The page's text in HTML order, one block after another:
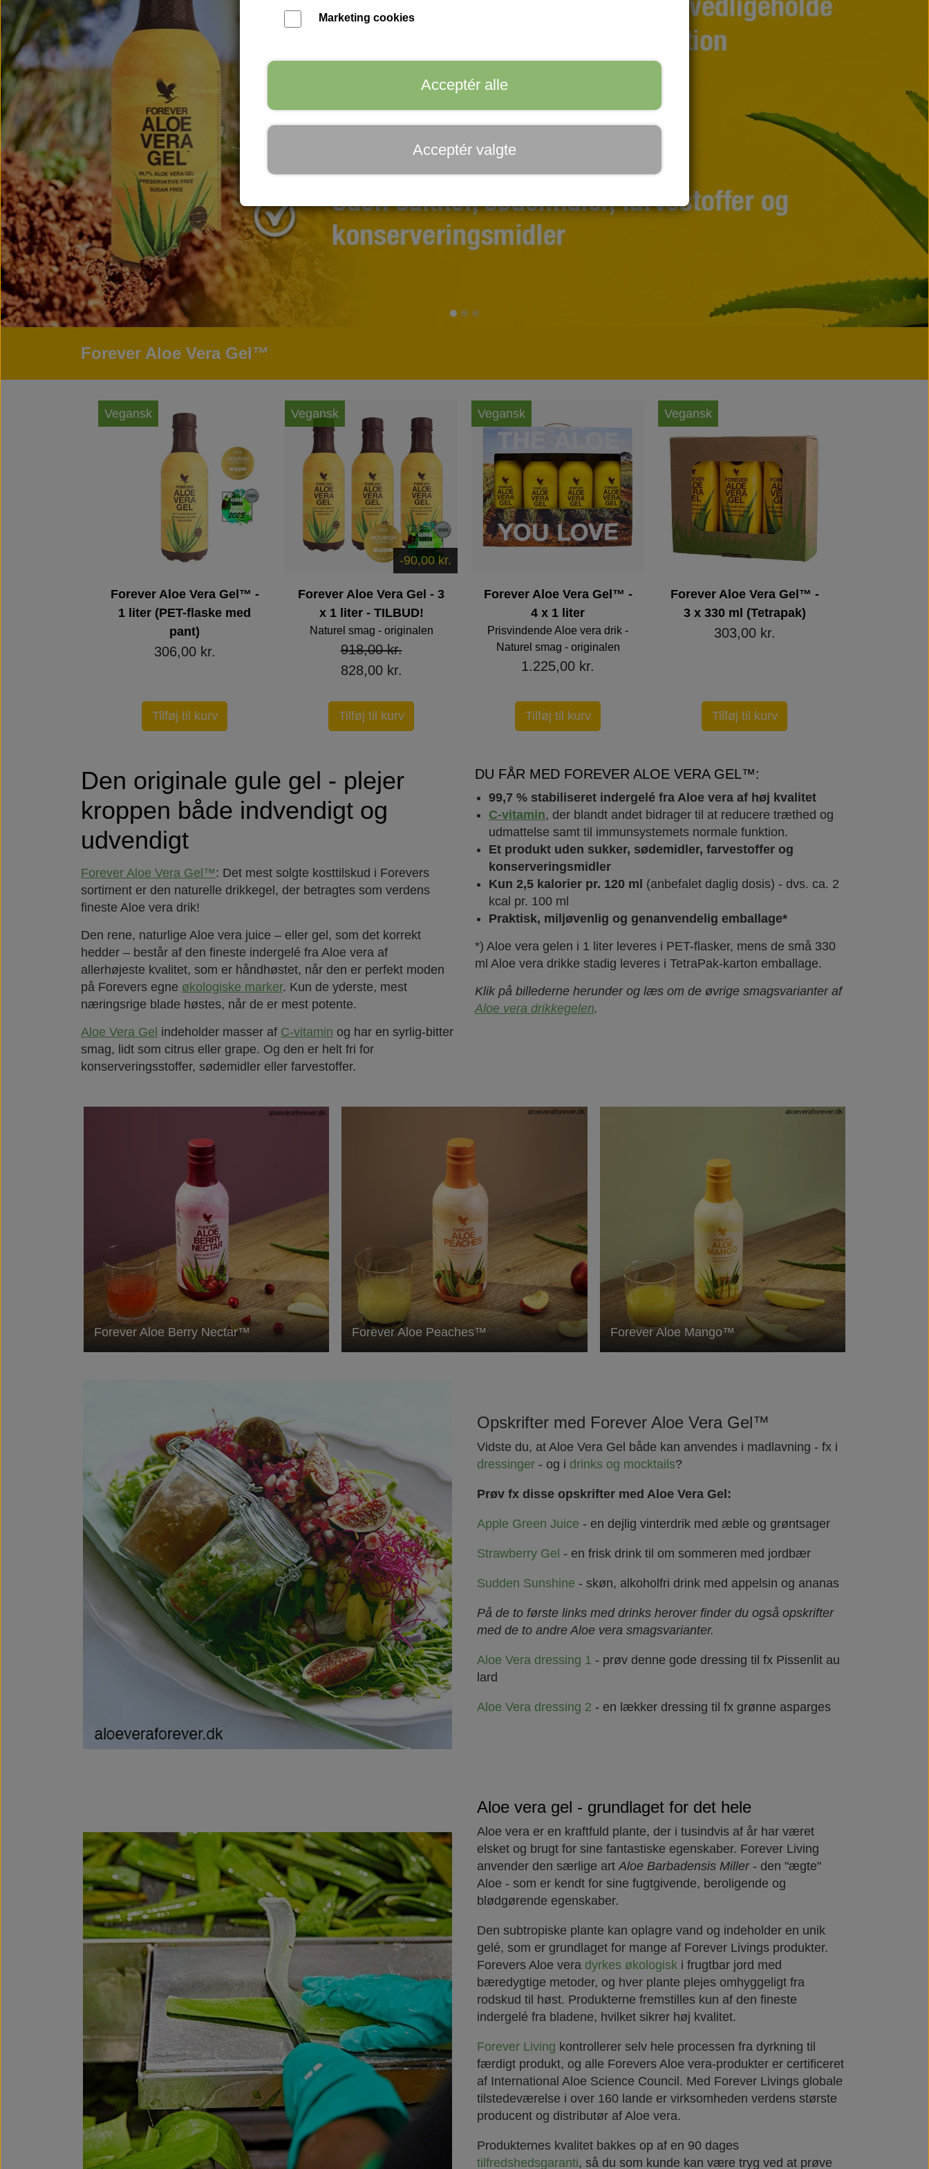
Forever Aloe Vera Gel™
Vegansk
Forever Aloe Vera Gel™ -
1 liter (PET-flaske med
pant)
306,00 kr.
Tilføj til kurv
Vegansk
-90,00 kr.
Forever Aloe Vera Gel - 3
x 1 liter - TILBUD!
Naturel smag - originalen
918,00 kr.
828,00 kr.
Tilføj til kurv
Vegansk
Forever Aloe Vera Gel™ -
4 x 1 liter
Prisvindende Aloe vera drik -
Naturel smag - originalen
1.225,00 kr.
Tilføj til kurv
Vegansk
Forever Aloe Vera Gel™ -
3 x 330 ml (Tetrapak)
303,00 kr.
Tilføj til kurv
Den originale gule gel - plejer
kroppen både indvendigt og
udvendigt
Forever Aloe Vera Gel™: Det mest solgte kosttilskud i Forevers
sortiment er den naturelle drikkegel, der betragtes som verdens
fineste Aloe vera drik!
Den rene, naturlige Aloe vera juice – eller gel, som det korrekt
hedder – består af den fineste indergelé fra Aloe vera af
allerhøjeste kvalitet, som er håndhøstet, når den er perfekt moden
på Forevers egne økologiske marker. Kun de yderste, mest
næringsrige blade høstes, når de er mest potente.
Aloe Vera Gel indeholder masser af C-vitamin og har en syrlig-bitter
smag, lidt som citrus eller grape. Og den er helt fri for
konserveringsstoffer, sødemidler eller farvestoffer.
DU FÅR MED FOREVER ALOE VERA GEL™:
99,7 % stabiliseret indergelé fra Aloe vera af høj kvalitet
C-vitamin, der blandt andet bidrager til at reducere træthed og
udmattelse samt til immunsystemets normale funktion.
Et produkt uden sukker, sødemidler, farvestoffer og
konserveringsmidler
Kun 2,5 kalorier pr. 120 ml (anbefalet daglig dosis) - dvs. ca. 2
kcal pr. 100 ml
Praktisk, miljøvenlig og genanvendelig emballage*
*) Aloe vera gelen i 1 liter leveres i PET-flasker, mens de små 330
ml Aloe vera drikke stadig leveres i TetraPak-karton emballage.
Klik på billederne herunder og læs om de øvrige smagsvarianter af
Aloe vera drikkegelen.
Forever Aloe Berry Nectar™ Forever Aloe Peaches™ Forever Aloe Mango™
Opskrifter med Forever Aloe Vera Gel™
Vidste du, at Aloe Vera Gel både kan anvendes i madlavning - fx i
dressinger - og i drinks og mocktails?
Prøv fx disse opskrifter med Aloe Vera Gel:
Apple Green Juice - en dejlig vinterdrik med æble og grøntsager
Strawberry Gel - en frisk drink til om sommeren med jordbær
Sudden Sunshine - skøn, alkoholfri drink med appelsin og ananas
På de to første links med drinks herover finder du også opskrifter
med de to andre Aloe vera smagsvarianter.
Aloe Vera dressing 1 - prøv denne gode dressing til fx Pissenlit au
lard
Aloe Vera dressing 2 - en lækker dressing til fx grønne asparges
Aloe vera gel - grundlaget for det hele
Aloe vera er en kraftfuld plante, der i tusindvis af år har været
elsket og brugt for sine fantastiske egenskaber. Forever Living
anvender den særlige artAloe Barbadensis Miller- den "ægte"
Aloe - som er kendt for sine fugtgivende, beroligende og
blødgørende egenskaber.
Den subtropiske plante kan oplagre vand og indeholder en unik
gelé, som er grundlaget for mange af Forever Livings produkter.
Forevers Aloe vera dyrkes økologisk i frugtbar jord med
bæredygtige metoder, og hver plante plejes omhyggeligt fra
rodskud til høst. Produkterne fremstilles kun af den fineste
indergelé fra bladene, hvilket sikrer høj kvalitet.
Forever Living kontrollerer selv hele processen fra dyrkning til
færdigt produkt, og alle Forevers Aloe vera-produkter er certificeret
af International Aloe Science Council. Med Forever Livings globale
tilstedeværelse i over 160 lande er virksomheden verdens største
producent og distributør af Aloe vera.
Produkternes kvalitet bakkes op af en 90 dages
tilfredshedsgaranti, så du som kunde kan være tryg ved at prøve
Marketing cookies
Acceptér alle
Acceptér valgte